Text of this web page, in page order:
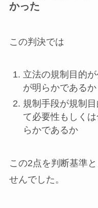
かった
この判決では
立法の規制目的
が明らかであるか
規制手段が規制
て必要性もしく
らかであるか
この2点を判断基準
せんでした。